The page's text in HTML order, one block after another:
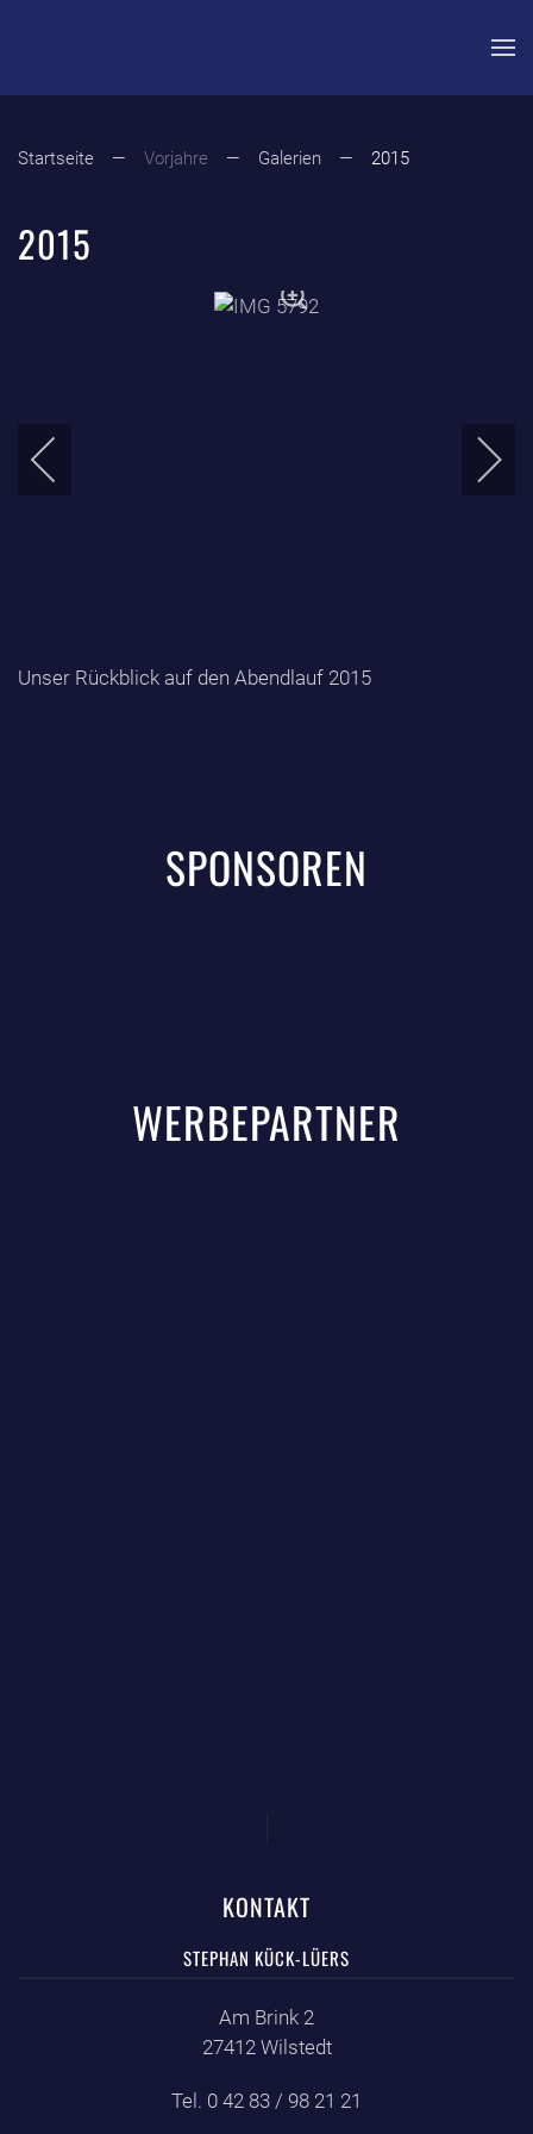
Startseite Vorjahre Galerien 2015
2015
Unser Rückblick auf den Abendlauf 2015
SPONSOREN
WERBEPARTNER
KONTAKT
STEPHAN KÜCK-LÜERS
Am Brink 2
27412 Wilstedt
Tel. 0 42 83 / 98 21 21